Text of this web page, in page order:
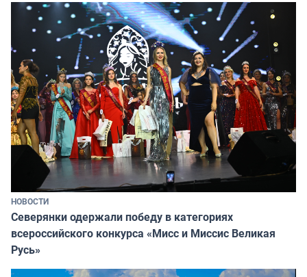
НОВОСТИ
Северянки одержали победу в категориях
всероссийского конкурса «Мисс и Миссис Великая
Русь»